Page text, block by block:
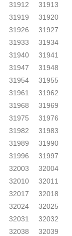
31912
31913
31919
31920
31926
31927
31933
31934
31940
31941
31947
31948
31954
31955
31961
31962
31968
31969
31975
31976
31982
31983
31989
31990
31996
31997
32003
32004
32010
32011
32017
32018
32024
32025
32031
32032
32038
32039